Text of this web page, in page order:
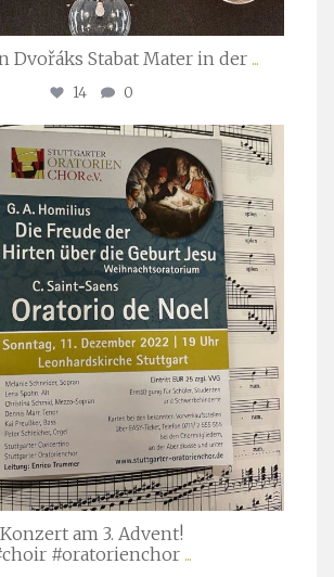
Dvořáks Stabat Mater in der ...
14 0
stuttgarter_oratorienchor
Nov. 29
Konzert am 3. Advent!
#oratorienchor ...